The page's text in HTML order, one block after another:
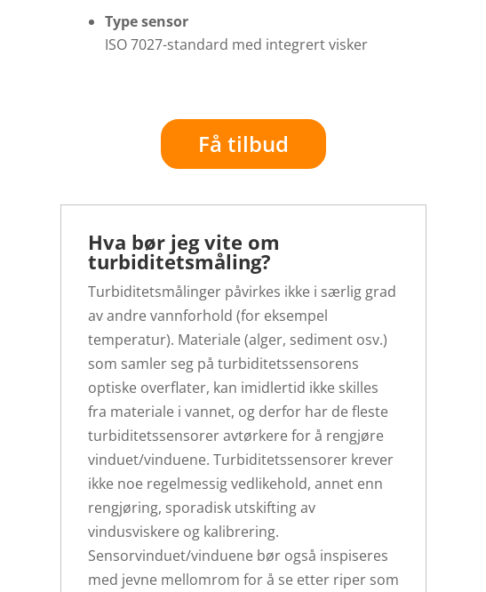
Type sensor
ISO 7027-standard med integrert visker
Få tilbud
Hva bør jeg vite om
turbiditetsmåling?
Turbiditetsmålinger påvirkes ikke i særlig grad
av andre vannforhold (for eksempel
temperatur). Materiale (alger, sediment osv.)
som samler seg på turbiditetssensorens
optiske overflater, kan imidlertid ikke skilles
fra materiale i vannet, og derfor har de fleste
turbiditetssensorer avtørkere for å rengjøre
vinduet/vinduene. Turbiditetssensorer krever
ikke noe regelmessig vedlikehold, annet enn
rengjøring, sporadisk utskifting av
vindusviskere og kalibrering.
Sensorvinduet/vinduene bør også inspiseres
med jevne mellomrom for å se etter riper som